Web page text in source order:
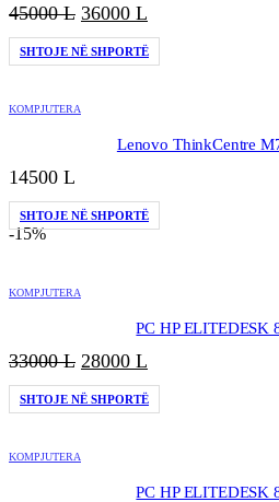
45000L Çmimi
origjinal
qe:
36000 L
i
tanishëm
SHTOJE NË SHPORTË
KOMPJUTERA
Lenovo ThinkCentre
14500 L
SHTOJE NË SHPORTË
-15%
KOMPJUTERA
PC HP ELITEDESK
33000L Çmimi
origjinal
qe:
28000 L
i
tanishëm
SHTOJE NË SHPORTË
KOMPJUTERA
PC HP ELITEDESK